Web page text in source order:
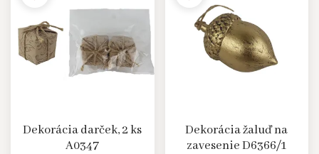
Dekorácia darček, 2 ks
A0347
Dekorácia žaluď na
zavesenie D6366/1